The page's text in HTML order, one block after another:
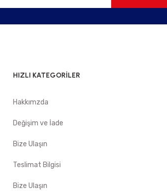
HIZLI KATEGORİLER
Hakkımzda
Değişim ve İade
Bize Ulaşın
Teslimat Bilgisi
Bize Ulaşın